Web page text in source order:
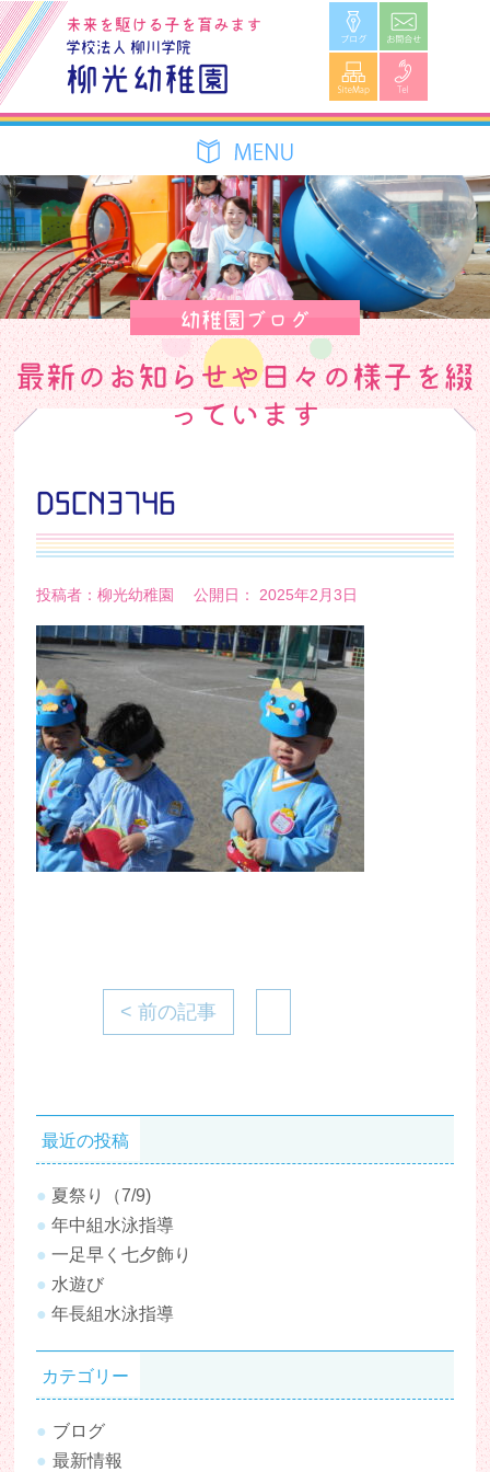
学校法人 柳川学院
柳光幼稚園
未来を駆ける子を育みます ブログ
SiteMap
幼稚園ブログ
最新のお知らせや日々の様子を綴
っています
DSCN3746
投稿者：柳光幼稚園 公開日： 2025年2月3日
< 前の記事
最近の投稿
夏祭り（7/9)
年中組水泳指導
一足早く七夕飾り
水遊び
年長組水泳指導
カテゴリー
ブログ
最新情報